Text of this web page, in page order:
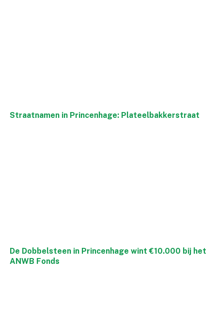
Straatnamen in Princenhage: Plateelbakkerstraat
De Dobbelsteen in Princenhage wint €10.000 bij het
ANWB Fonds